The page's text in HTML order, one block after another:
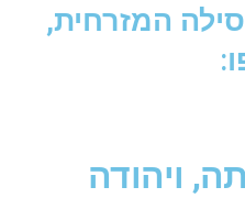
המזרחית,
ויהודה